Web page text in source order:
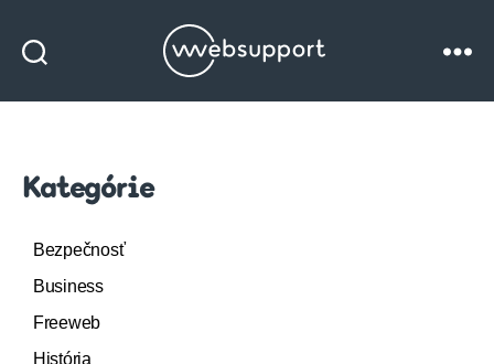
Websupport
Kategórie
Bezpečnosť
Business
Freeweb
História